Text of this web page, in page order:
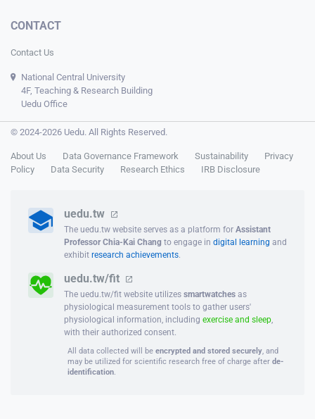
CONTACT
Contact Us
National Central University
4F, Teaching & Research Building
Uedu Office
© 2024-2026 Uedu. All Rights Reserved.
About Us Data Governance Framework Sustainability
Privacy
Policy
Data Security Research Ethics IRB Disclosure
uedu.tw
The uedu.tw website serves as a platform for Assistant
Professor Chia-Kai Chang to engage in digital learning and
exhibit research achievements.
uedu.tw/fit
The uedu.tw/fit website utilizes smartwatches as
physiological measurement tools to gather users'
physiological information, including exercise and sleep,
with their authorized consent.
All data collected will be encrypted and stored securely, and
may be utilized for scientific research free of charge after de-
identification.